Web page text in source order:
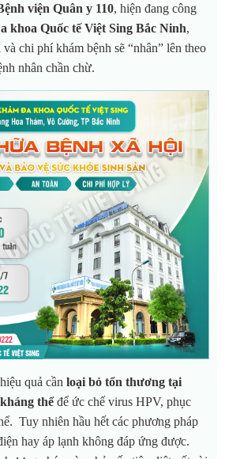
viện Quân y 110, hiện đang công
khoa Quốc tế Việt Sing Bắc Ninh,
chi phí khám bệnh sẽ “nhân” lên theo
nhân chần chừ.
quả cần loại bỏ tổn thương tại
thểđể ức chế virus HPV, phục
Tuy nhiên hầu hết các phương pháp
hay áp lạnh không đáp ứng được.